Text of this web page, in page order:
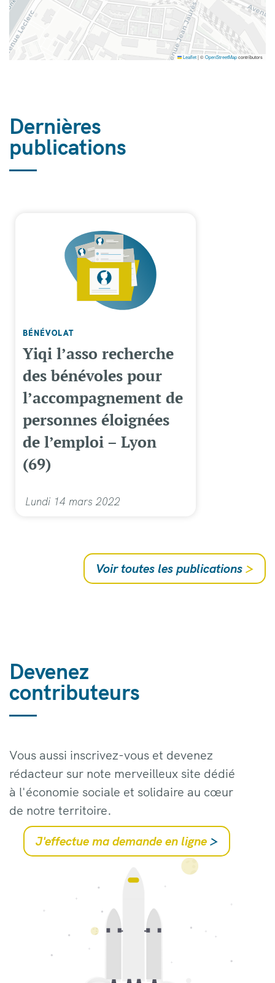
Leaflet|©OpenStreetMapcontributors
Dernières
publications
BÉNÉVOLAT
Yiqi l’asso recherche
des bénévoles pour
l’accompagnement de
personnes éloignées
de l’emploi – Lyon
(69)
Lundi 14 mars 2022
Voir toutes les publications >
Devenez
contributeurs
Vous aussi inscrivez-vous et devenez
rédacteur sur note merveilleux site dédié
à l'économie sociale et solidaire au cœur
de notre territoire.
J'effectue ma demande en ligne >